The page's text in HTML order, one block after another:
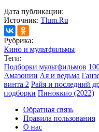
Дата публикации:
Источник: Tlum.Ru
Рубрика:
Кино и мультфильмы
Теги:
Подборки мультфильмов
Амазонии Ая и ведьма
винта 2 Райя и последний
подборки Пиноккио (2022)
Обратная связь
Правила пользования
О нас